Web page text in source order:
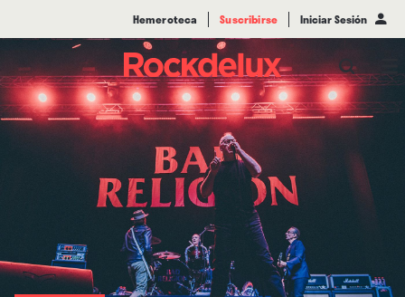
Hemeroteca Suscribirse Iniciar Sesión